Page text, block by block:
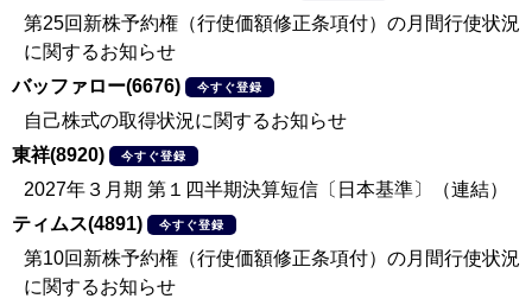
第25回新株予約権（行使価額修正条項付）の月間行使状況
に関するお知らせ
バッファロー(6676)
今すぐ登録
自己株式の取得状況に関するお知らせ
東祥(8920)
今すぐ登録
2027年３月期 第１四半期決算短信〔日本基準〕（連結）
ティムス(4891)
今すぐ登録
第10回新株予約権（行使価額修正条項付）の月間行使状況
に関するお知らせ